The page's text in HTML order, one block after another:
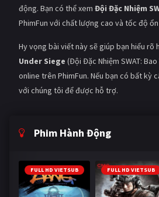
động. Bạn có thể xem Đội Đặc Nhiệm
PhimFun với chất lượng cao và tốc độ
Hy vọng bài viết này sẽ giúp bạn hiểu rõ
Under Siege (Đội Đặc Nhiệm SWAT:
online trên PhimFun. Nếu bạn có bất kỳ
với chúng tôi để được hỗ trợ.
Phim Hành Động
FULL HD VIETSUB FULL HD VIETSUB